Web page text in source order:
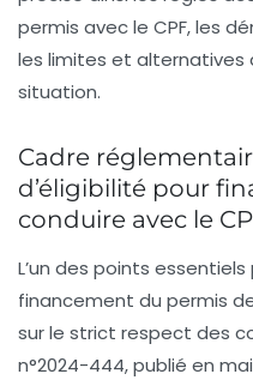
permis avec le CPF, les
les limites et alternatives
situation.
Cadre
d’éligibilité pour
conduire avec le
L’un des points
financement du permis
sur le strict respect des
n°2024-444, publié en